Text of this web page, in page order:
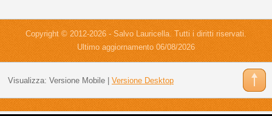
Copyright © 2012-2026 - Salvo Lauricella. Tutti i diritti riservati.
Ultimo aggiornamento 06/08/2026
Visualizza: Versione Mobile| Versione Desktop